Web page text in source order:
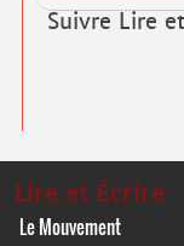
Suivre Lire
Lire et Écrire
Le Mouvement